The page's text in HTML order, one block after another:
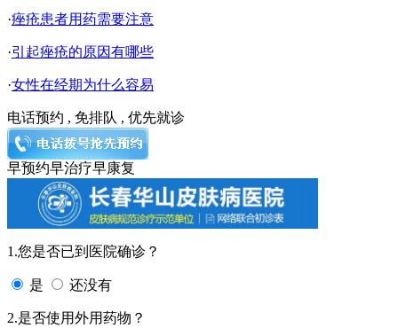
·痤疮患者用药需要注意
·引起痤疮的原因有哪些
·女性在经期为什么容易
电话预约 , 免排队 , 优先就诊
早预约早治疗早康复
1.您是否已到医院确诊？
是 还没有
2.是否使用外用药物？